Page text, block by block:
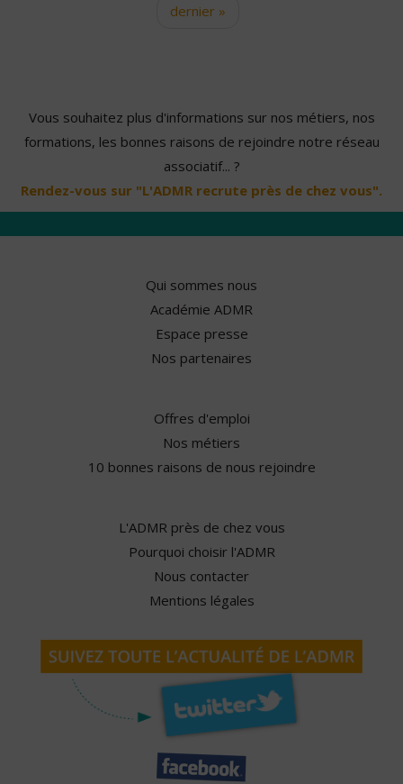
dernier »
Vous souhaitez plus d'informations sur nos métiers, nos
formations, les bonnes raisons de rejoindre notre réseau
associatif... ?
Rendez-vous sur "L'ADMR recrute près de chez vous".
Qui sommes nous
Académie ADMR
Espace presse
Nos partenaires
Offres d'emploi
Nos métiers
10 bonnes raisons de nous rejoindre
L'ADMR près de chez vous
Pourquoi choisir l'ADMR
Nous contacter
Mentions légales